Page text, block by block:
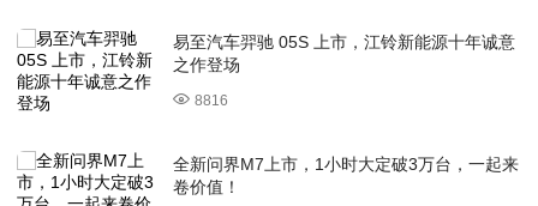
易至汽车羿驰 05S 上市，江铃新能源十年诚意
之作登场
8816
全新问界M7上市，1小时大定破3万台，一起来
卷价值！